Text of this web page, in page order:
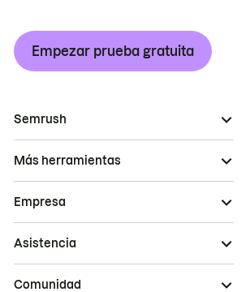
Empezar prueba gratuita
Semrush
Más herramientas
Empresa
Asistencia
Comunidad